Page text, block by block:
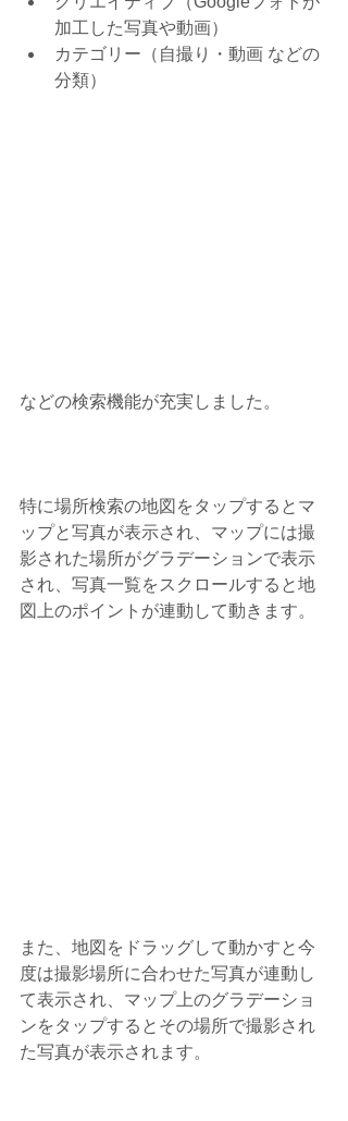
加工した写真や動画）
カテゴリー（自撮り・動画 などの
分類）
などの検索機能が充実しました。
特に場所検索の地図をタップするとマ
ップと写真が表示され、マップには撮
影された場所がグラデーションで表示
され、写真一覧をスクロールすると地
図上のポイントが連動して動きます。
また、地図をドラッグして動かすと今
度は撮影場所に合わせた写真が連動し
て表示され、マップ上のグラデーショ
ンをタップするとその場所で撮影され
た写真が表示されます。